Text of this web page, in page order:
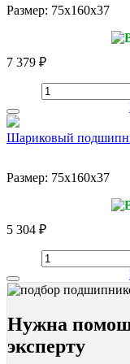
Размер: 75x160x37
7 379 ₽
Шариковый
Размер: 75x160x37
5 304 ₽
Нужна
эксперту